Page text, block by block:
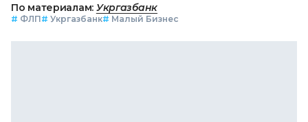
По материалам: Укргазбанк
# ФЛП# Укргазбанк# Малый Бизнес